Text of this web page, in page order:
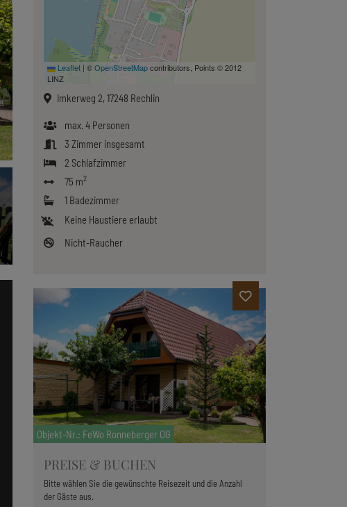
Leaflet | ©OpenStreetMapcontributors, Points © 2012
LINZ
Imkerweg 2, 17248 Rechlin
max. 4 Personen
3Zimmer insgesamt
2Schlafzimmer
75 m2
1 Badezimmer
Keine Haustiere erlaubt
Nicht-Raucher
Objekt-Nr.: FeWo Ronneberger OG
PREISE & BUCHEN
Bitte wählen Sie die gewünschte Reisezeit und die Anzahl
der Gäste aus.